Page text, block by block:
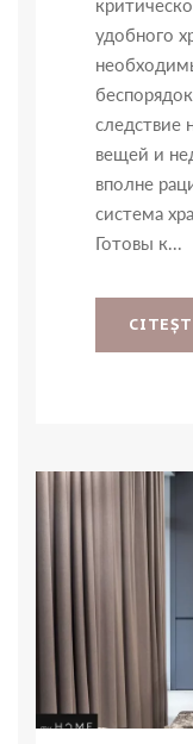
удобного
следствие
вещей и
вполне
система
Готовы к...